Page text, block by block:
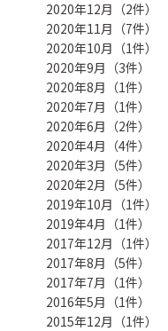
2020年12月（2件）
2020年11月（7件）
2020年10月（1件）
2020年9月（3件）
2020年8月（1件）
2020年7月（1件）
2020年6月（2件）
2020年4月（4件）
2020年3月（5件）
2020年2月（5件）
2019年10月（1件）
2019年4月（1件）
2017年12月（1件）
2017年8月（5件）
2017年7月（1件）
2016年5月（1件）
2015年12月（1件）